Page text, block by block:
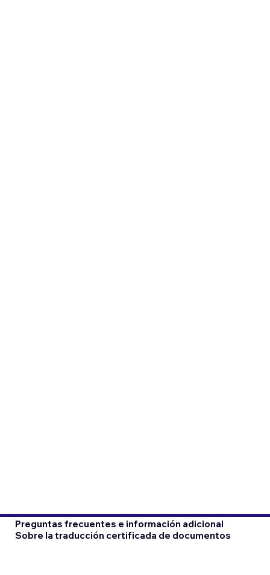
Preguntas frecuentes e información adicional
Sobre la traducción certificada de documentos